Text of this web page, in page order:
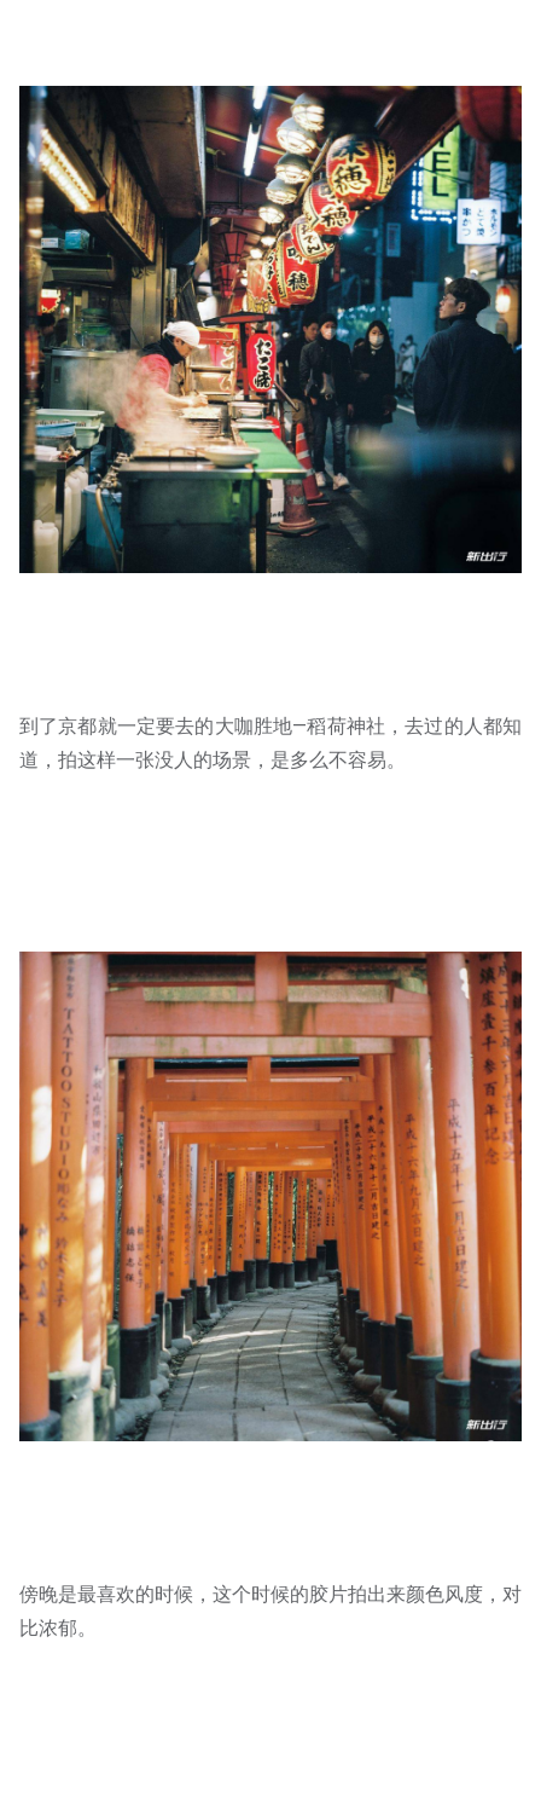
到了京都就一定要去的大咖胜地—稻荷神社，去过的人都知
道，拍这样一张没人的场景，是多么不容易。
傍晚是最喜欢的时候，这个时候的胶片拍出来颜色风度，对
比浓郁。